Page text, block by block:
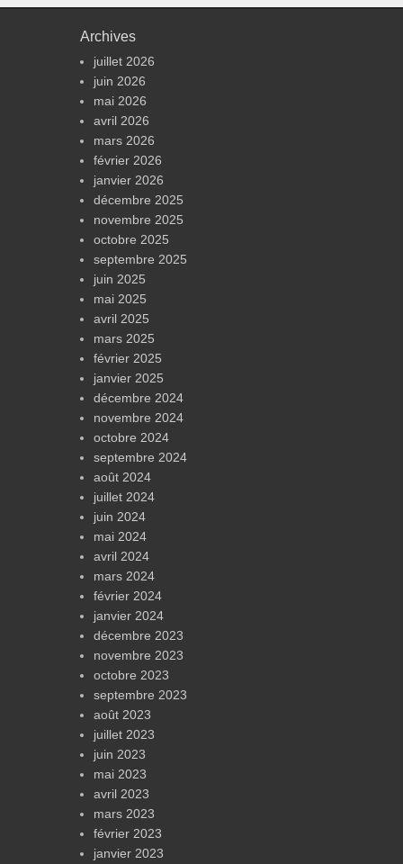
Archives
juillet 2026
juin 2026
mai 2026
avril 2026
mars 2026
février 2026
janvier 2026
décembre 2025
novembre 2025
octobre 2025
septembre 2025
juin 2025
mai 2025
avril 2025
mars 2025
février 2025
janvier 2025
décembre 2024
novembre 2024
octobre 2024
septembre 2024
août 2024
juillet 2024
juin 2024
mai 2024
avril 2024
mars 2024
février 2024
janvier 2024
décembre 2023
novembre 2023
octobre 2023
septembre 2023
août 2023
juillet 2023
juin 2023
mai 2023
avril 2023
mars 2023
février 2023
janvier 2023